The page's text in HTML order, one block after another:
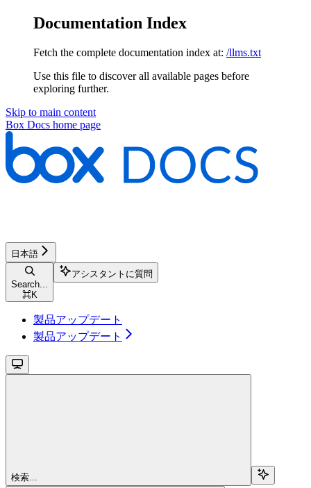
Documentation Index
Fetch the complete documentation index at: /llms.txt
Use this file to discover all available pages before
exploring further.
Skip to main content
Box Docs home page
日本語
Search...
⌘K
アシスタントに質問
製品アップデート
製品アップデート
検索...